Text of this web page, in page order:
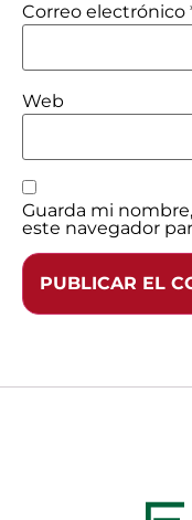
Correo electrónico
Web
Guarda mi
este navegador